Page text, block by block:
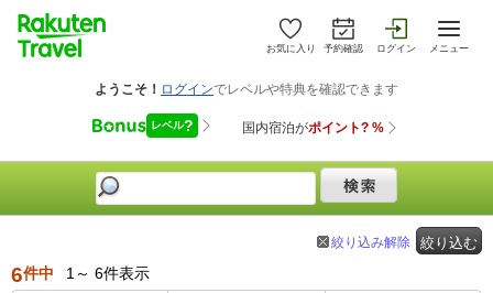
お気に入り 予約確認 ログイン メニュー
絞り込む
絞り込み解除
6件中 1～ 6件表示